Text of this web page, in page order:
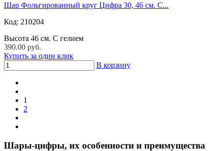
Шар Фольгированный круг Цифра 30, 46 см. С...
Код: 210204
Высота 46 см. С гелием
390.00 руб.
Купить за один клик
В корзину
1
2
Шары-цифры, их особенности и преимущества